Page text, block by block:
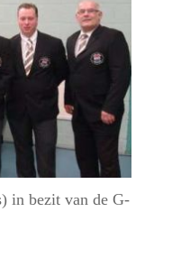
in bezit van de G-